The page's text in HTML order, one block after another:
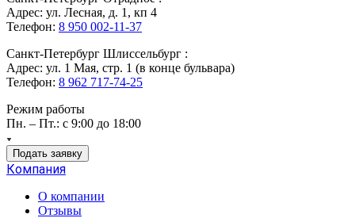
Адрес: ул. Лесная, д. 1, кп 4
Телефон: 8 950 002-11-37
Санкт-Петербург Шлиссельбург :
Адрес: ул. 1 Мая, стр. 1 (в конце бульвара)
Телефон: 8 962 717-74-25
Режим работы
Пн. – Пт.: с 9:00 до 18:00
Подать заявку
Компания
О компании
Отзывы